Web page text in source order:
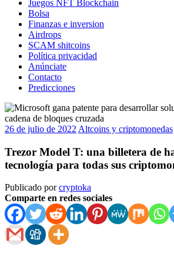
Juegos NFT Blockchain
Bolsa
Finanzas e inversion
Airdrops
SCAM shitcoins
Política privacidad
Anúnciate
Contacto
Predicciones
26 de julio de 2022 Altcoins y criptomonedas
Trezor Model T: una billetera de
tecnología para todas sus
Publicado porcryptoka
Comparte en redes sociales